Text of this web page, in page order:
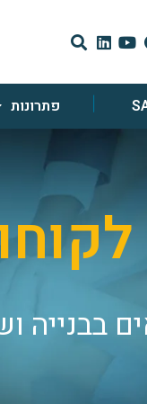
פתרונות
בבנייה